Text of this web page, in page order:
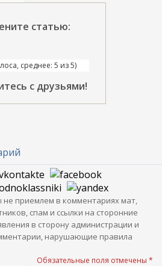
статью:
среднее: 5 из 5)
с друзьями!
приемлем в комментариях мат,
спам и ссылки на сторонние
в сторону администрации и
нарушающие правила
Обязательные поля отмечены *